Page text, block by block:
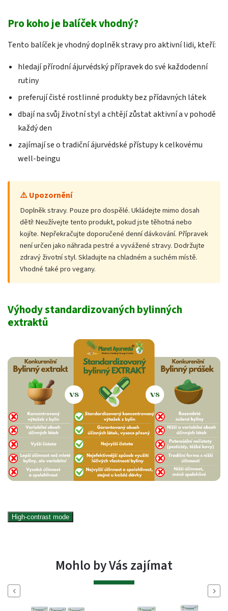
Pro koho je balíček vhodný?
Tento balíček je vhodný doplněk stravy pro aktivní lidi, kteří:
hledají přírodní ájurvédský přípravek do své každodenní
rutiny
preferují čisté rostlinné produkty bez přídavných látek
dbají na svůj životní styl a chtějí zůstat aktivní a v pohodě
každý den
zajímají se o tradiční ájurvédské přístupy k celkovému
well-beingu
⚠️ Upozornění
Doplněk stravy. Pouze pro dospělé. Ukládejte mimo dosah
dětí! Neužívejte tento produkt, pokud jste těhotná nebo
kojíte. Nepřekračujte doporučené denní dávkování. Přípravek
není určen jako náhrada pestré a vyvážené stravy. Dodržujte
zdravý životní styl. Skladujte na chladném a suchém místě.
Vhodné také pro vegany.
Výhody standardizovaných bylinných
extraktů
High-contrast mode
Mohlo by Vás zajímat
Previous Next